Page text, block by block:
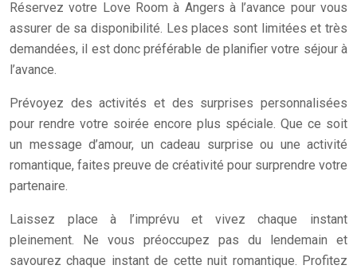
Réservez votre Love Room à Angers à l’avance pour vous
assurer de sa disponibilité. Les places sont limitées et très
demandées, il est donc préférable de planifier votre séjour à
l’avance.
Prévoyez des activités et des surprises personnalisées
pour rendre votre soirée encore plus spéciale. Que ce soit
un message d’amour, un cadeau surprise ou une activité
romantique, faites preuve de créativité pour surprendre votre
partenaire.
Laissez place à l’imprévu et vivez chaque instant
pleinement. Ne vous préoccupez pas du lendemain et
savourez chaque instant de cette nuit romantique. Profitez